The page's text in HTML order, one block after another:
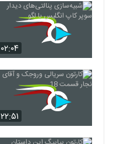
۰۲:۰۴
۲۲:۵۱